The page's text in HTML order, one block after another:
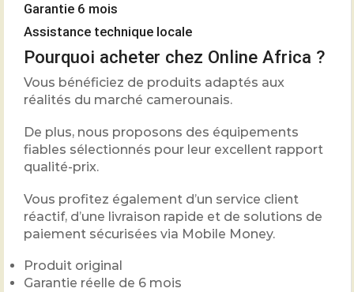
Garantie 6 mois
Assistance technique locale
Pourquoi acheter chez Online Africa ?
Vous bénéficiez de produits adaptés aux
réalités du marché camerounais.
De plus, nous proposons des équipements
fiables sélectionnés pour leur excellent rapport
qualité-prix.
Vous profitez également d’un service client
réactif, d’une livraison rapide et de solutions de
paiement sécurisées via Mobile Money.
Produit original
Garantie réelle de 6 mois